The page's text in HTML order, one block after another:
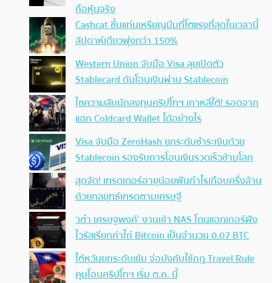
ถือหุ้นจริง
Cashcat ขึ้นแท่นเหรียญมีมที่โตแรงที่สุดในเวลานี้
สัปดาห์เดียวพุ่งกว่า 150%
Western Union จับมือ Visa ลุยเปิดตัว
Stablecard ดันโอนเงินผ่าน Stablecoin
ไขความลับนักลงทุนคริปโทฯ เกาหลีใต้! รอดจาก
แฮก Coldcard Wallet ได้อย่างไร
Visa จับมือ ZeroHash ยกระดับชำระเงินด้วย
Stablecoin รองรับการโอนเงินรวดเร็วข้ามโลก
สุดจัด! เทรดเดอร์อายุน้อยฟันกำไรเกือบครึ่งล้าน
ด้วยกลยุทธ์เทรดตามเศรษฐี
‘เต๋า เศรษฐพงศ์’ งานเข้า NAS โดนแฮกเกอร์ฝัง
ไวรัสเรียกค่าไถ่ Bitcoin เป็นจำนวน 0.07 BTC
ไต้หวันยกระดับเข้ม จ่อบังคับใช้กฏ Travel Rule
คุมโอนคริปโทฯ เริ่ม ต.ค. นี้